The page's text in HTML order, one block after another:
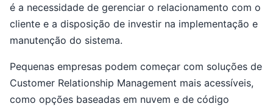
é a necessidade de gerenciar o relacionamento com o
cliente e a disposição de investir na implementação e
manutenção do sistema.
Pequenas empresas podem começar com soluções de
Customer Relationship Management mais acessíveis,
como opções baseadas em nuvem e de código